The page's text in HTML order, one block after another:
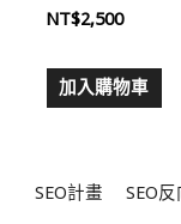
NT$2,500
加入購物車
SEO計畫 SEO